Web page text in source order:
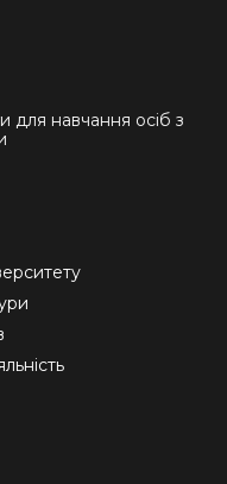
для навчання осіб з